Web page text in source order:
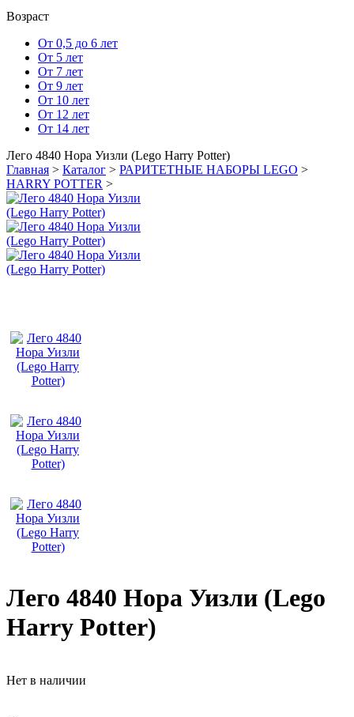
Возраст
От 0,5 до 6 лет
От 5 лет
От 7 лет
От 9 лет
От 10 лет
От 12 лет
От 14 лет
Лего 4840 Нора Уизли (Lego Harry Potter)
Главная > Каталог > РАРИТЕТНЫЕ НАБОРЫ LEGO >
HARRY POTTER >
Лего 4840 Нора Уизли (Lego
Harry Potter)
Нет в наличии